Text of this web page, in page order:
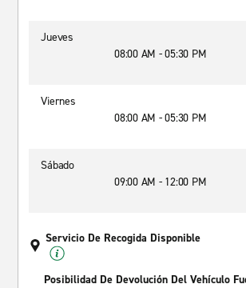
Jueves
08:00 AM - 05:30 PM
Viernes
08:00 AM - 05:30 PM
Sábado
09:00 AM - 12:00 PM
Servicio De Recogida Disponible
Posibilidad De Devolución Del Vehículo